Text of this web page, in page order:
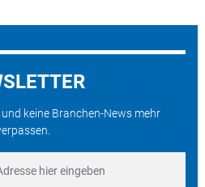
keine Branchen-News mehr